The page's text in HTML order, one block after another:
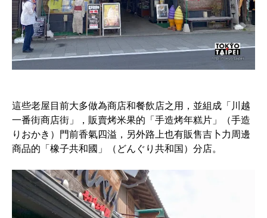
這些老屋目前大多做為商店和餐飲店之用，並組成「川越
一番街商店街」，販賣烤米果的「手造烤年糕片」（手造
りおかき）門前香氣四溢，另外路上也有販售吉卜力周邊
商品的「橡子共和國」（どんぐり共和国）分店。